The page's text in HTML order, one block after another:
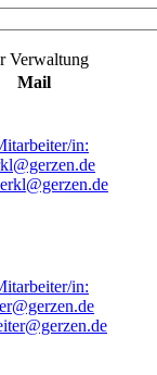
Verwaltung
Mail